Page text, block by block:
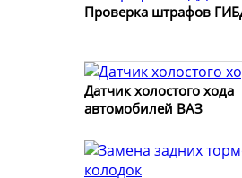
Проверка штрафов
Датчик холостого хода
автомобилей ВАЗ